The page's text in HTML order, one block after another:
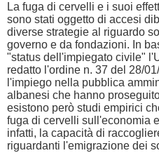
La fuga di cervelli e i suoi
sono stati oggetto di accesi
diverse strategie al riguardo
governo e da fondazioni. In
"status dell'impiegato civile"
redatto l'ordine n. 37 del 28/
l'impiego nella pubblica
albanesi che hanno
esistono però studi empirici
fuga di cervelli sull'economia
infatti, la capacità di
riguardanti l'emigrazione dei